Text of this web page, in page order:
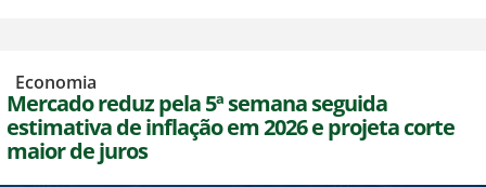
Economia
Mercado reduz pela 5ª semana seguida
estimativa de inflação em 2026 e projeta corte
maior de juros